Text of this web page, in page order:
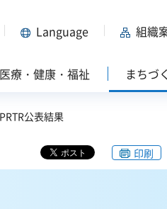
Language 組織
医療・健康・福祉 まちづ
公表結果
印刷